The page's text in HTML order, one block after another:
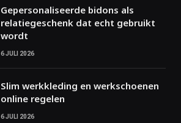
Gepersonaliseerde bidons als
relatiegeschenk dat echt gebruikt
wordt
6 JULI 2026
Slim werkkleding en werkschoenen
online regelen
6 JULI 2026